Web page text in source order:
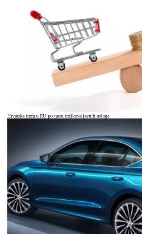
Hrvatska treća u EU po rastu troškova javnih usluga